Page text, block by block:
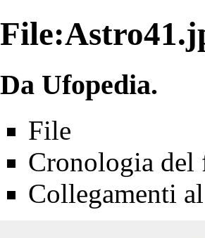
Da Ufopedia.
File
Cronologia del
Collegamenti